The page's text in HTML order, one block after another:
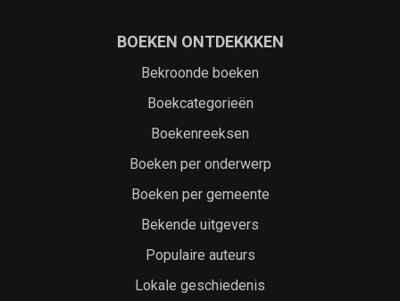
BOEKEN ONTDEKKKEN
Bekroonde boeken
Boekcategorieën
Boekenreeksen
Boeken per onderwerp
Boeken per gemeente
Bekende uitgevers
Populaire auteurs
Lokale geschiedenis